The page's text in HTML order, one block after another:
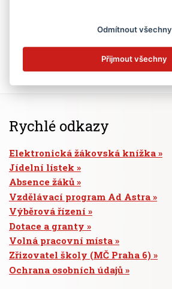
Rychlé odkazy
Elektronická žákovská knížka
Jídelní lístek
Absence žáků
Vzdělávací program Ad Astra
Výběrová řízení
Dotace a granty
Volná pracovní místa
Zřizovatel školy (MČ Praha 6)
Ochrana osobních údajů
Odmítnout všechny
Přijmout všechny